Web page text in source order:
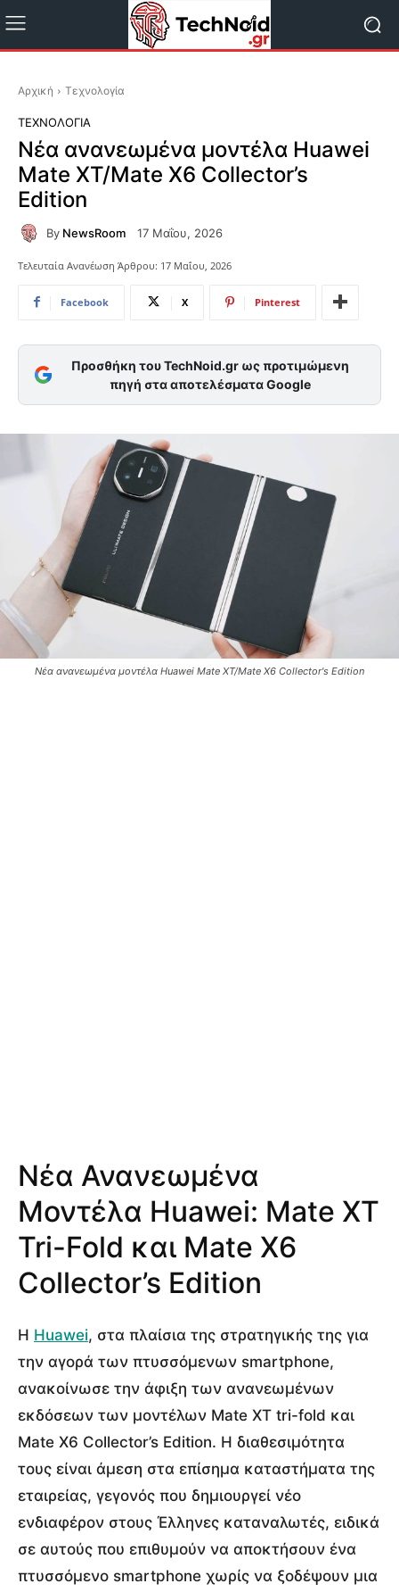
Αρχική Τεχνολογία
ΤΕΧΝΟΛΟΓΊΑ
Νέα ανανεωμένα μοντέλα Huawei
Mate XT/Mate X6 Collector’s
Edition
By NewsRoom 17 Μαΐου, 2026
Τελευταία Ανανέωση Άρθρου: 17 Μαΐου, 2026
Facebook X Pinterest
Προσθήκη του TechNoid.gr ως προτιμώμενη
πηγή στα αποτελέσματα Google
Νέα ανανεωμένα μοντέλα Huawei Mate XT/Mate X6 Collector's Edition
Νέα Ανανεωμένα
Μοντέλα Huawei: Mate XT
Tri-Fold και Mate X6
Collector’s Edition
Η Huawei, στα πλαίσια της στρατηγικής της για
την αγορά των πτυσσόμενων smartphone,
ανακοίνωσε την άφιξη των ανανεωμένων
εκδόσεων των μοντέλων Mate XT tri-fold και
Mate X6 Collector’s Edition. Η διαθεσιμότητα
τους είναι άμεση στα επίσημα καταστήματα της
εταιρείας, γεγονός που δημιουργεί νέο
ενδιαφέρον στους Έλληνες καταναλωτές, ειδικά
σε αυτούς που επιθυμούν να αποκτήσουν ένα
πτυσσόμενο smartphone χωρίς να ξοδέψουν μια